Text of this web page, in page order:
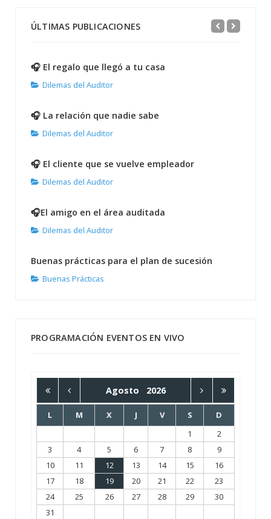
ÚLTIMAS PUBLICACIONES
🎧 El regalo que llegó a tu casa
Dilemas del Auditor
🎧 La relación que nadie sabe
Dilemas del Auditor
🎧 El cliente que se vuelve empleador
Dilemas del Auditor
🎧El amigo en el área auditada
Dilemas del Auditor
Buenas prácticas para el plan de sucesión
Buenas Prácticas
PROGRAMACIÓN EVENTOS EN VIVO
Agosto 2026
L M X J V S
D
1
2
3
4 5 6 7 8
9
10
11 12 13 14 15
16
17
18 19 20 21 22
23
24
25 26 27 28 29
30
31